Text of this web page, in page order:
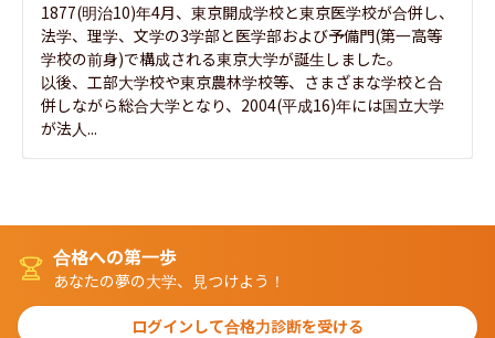
1877(明治10)年4月、東京開成学校と東京医学校が合併し、
法学、理学、文学の3学部と医学部および予備門(第一高等
学校の前身)で構成される東京大学が誕生しました。
以後、工部大学校や東京農林学校等、さまざまな学校と合
併しながら総合大学となり、2004(平成16)年には国立大学
が法人...
合格への第一歩
あなたの夢の大学、見つけよう！
ログインして合格力診断を受ける